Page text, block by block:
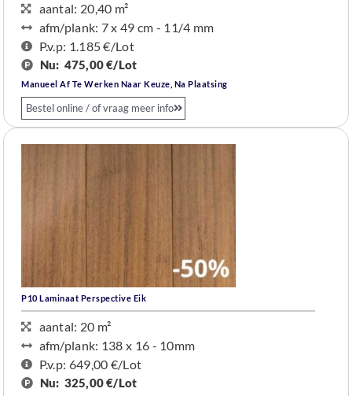
aantal: 20,40 m²
afm/plank: 7 x 49 cm - 11/4 mm
P.v.p: 1.185 €/Lot
Nu: 475,00 €/Lot
Manueel Af Te Werken Naar Keuze, Na Plaatsing
Bestel online / of vraag meer info
P10 Laminaat Perspective Eik
aantal: 20 m²
afm/plank: 138 x 16 - 10mm
P.v.p: 649,00 €/Lot
Nu: 325,00 €/Lot